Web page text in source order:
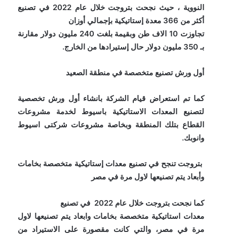
النووية ، حيث نجحت بتروجت خلال عام 2022 في تصنيع
أكثر من 366 معدة إستاتيكية بإجمالي أوزان
تجاوزت 10 الاف طن وبقيمة بلغت 240 مليون دولار مقارنة
بـ 350 مليون دولار حال إستيرادها من الخارج.
أول ورش تصنيع متخصصة في منطقة الصعيد
كما تم استعراض قيام الشركة بانشاء أول ورش تخصصية
لتصنيع المعدات الاستاتيكية باسيوط لخدمة مشروعات
القطاع بتلك المنطقة وبخاصة مشروعات شرکتی اسيوط
وانوبك.
بتروجت تنجح في تصنيع معدات إستاتيكية متخصصة بخامات
وأبعاد يتم تصنيعها لاول مرة في مصر
كما نجحت بتروجت خلال عام 2022 في تصنيع
معدات استاتيكية متخصصة بخامات وابعاد يتم تصنيعها لاول
مرة في مصر، والتي كانت مقصورة على الاستيراد من